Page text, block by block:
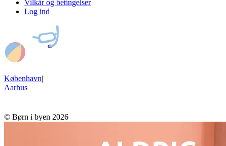
Vilkår og betingelser
Log ind
København
Aarhus
© Børn i byen 2026